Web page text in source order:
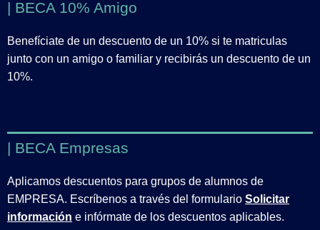
| BECA 10% Amigo
Benefíciate de un descuento de un 10% si te matriculas
junto con un amigo o familiar y recibirás un descuento de un
10%.
| BECA Empresas
Aplicamos descuentos para grupos de alumnos de
EMPRESA. Escríbenos a través del formulario Solicitar
información e infórmate de los descuentos aplicables.